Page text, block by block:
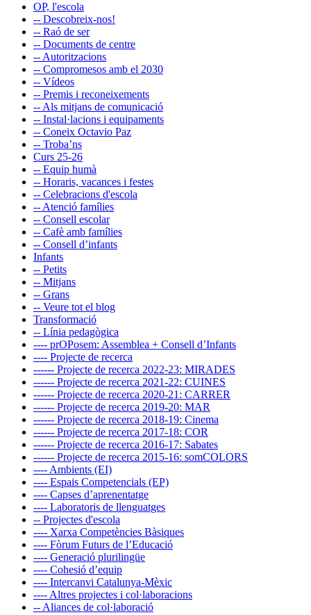
OP, l'escola
-- Descobreix-nos!
-- Raó de ser
-- Documents de centre
-- Autoritzacions
-- Compromesos amb el 2030
-- Vídeos
-- Premis i reconeixements
-- Als mitjans de comunicació
-- Instal·lacions i equipaments
-- Coneix Octavio Paz
-- Troba’ns
Curs 25-26
-- Equip humà
-- Horaris, vacances i festes
-- Celebracions d'escola
-- Atenció famílies
-- Consell escolar
-- Cafè amb famílies
-- Consell d’infants
Infants
-- Petits
-- Mitjans
-- Grans
-- Veure tot el blog
Transformació
-- Línia pedagògica
---- prOPosem: Assemblea + Consell d’Infants
---- Projecte de recerca
------ Projecte de recerca 2022-23: MIRADES
------ Projecte de recerca 2021-22: CUINES
------ Projecte de recerca 2020-21: CARRER
------ Projecte de recerca 2019-20: MAR
------ Projecte de recerca 2018-19: Cinema
------ Projecte de recerca 2017-18: COR
------ Projecte de recerca 2016-17: Sabates
------ Projecte de recerca 2015-16: somCOLORS
---- Ambients (EI)
---- Espais Competencials (EP)
---- Capses d’aprenentatge
---- Laboratoris de llenguatges
-- Projectes d'escola
---- Xarxa Competències Bàsiques
---- Fòrum Futurs de l’Educació
---- Generació plurilingüe
---- Cohesió d’equip
---- Intercanvi Catalunya-Mèxic
---- Altres projectes i col·laboracions
-- Aliances de col·laboració